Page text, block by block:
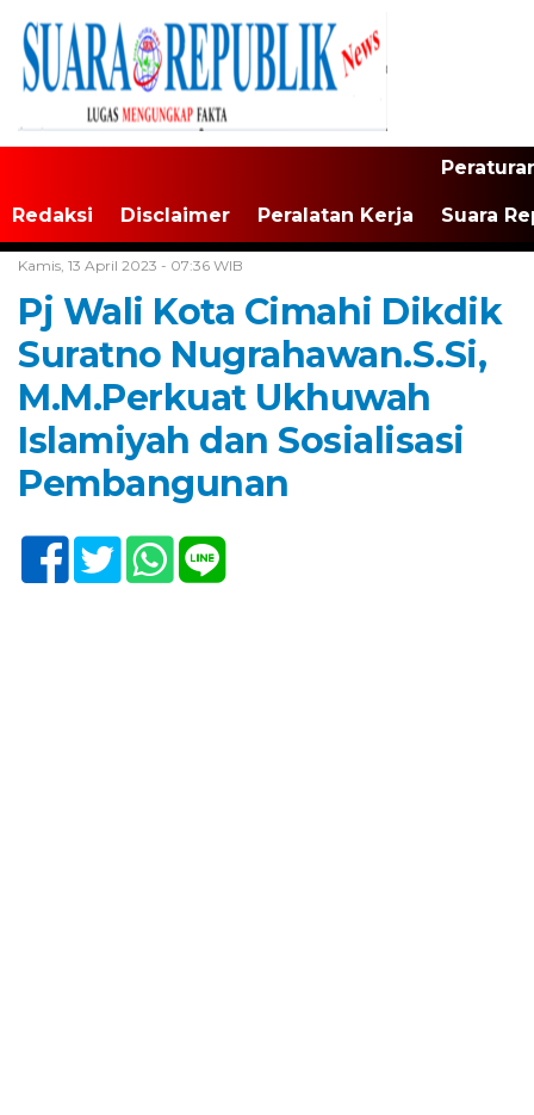
Redaksi Disclaimer Peralatan Kerja Suara
Kamis, 13 April 2023 - 07:36 WIB
Pj Wali Kota Cimahi Dikdik
Suratno Nugrahawan.S.Si,
M.M.Perkuat Ukhuwah
Islamiyah dan Sosialisasi
Pembangunan